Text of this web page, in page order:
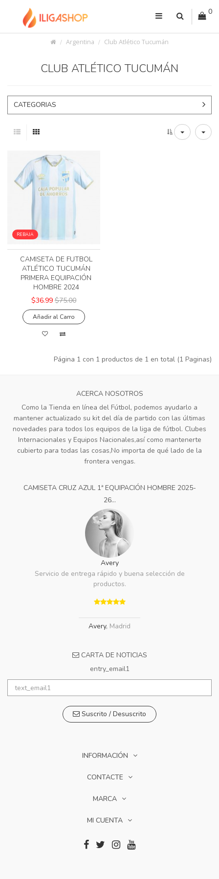
0
Argentina Club Atlético Tucumán
CLUB ATLÉTICO TUCUMÁN
CATEGORIAS
REBAJA
CAMISETA DE FUTBOL
ATLÉTICO TUCUMÁN
PRIMERA EQUIPACIÓN
HOMBRE 2024
$36.99 $75.00
Añadir al Carro
Página 1 con 1 productos de 1 en total (1 Paginas)
ACERCA NOSOTROS
Como la Tienda en línea del Fútbol, podemos ayudarlo a
mantener actualizado su kit del día de partido con las últimas
novedades para todos los equipos de la liga de fútbol. Clubes
Internacionales y Equipos Nacionales,así como mantenerte
cubierto para todas las cosas,No importa de qué lado de la
frontera vengas.
CAMISETA CRUZ AZUL 1ª EQUIPACIÓN HOMBRE 2025-
26...
Avery
Servicio de entrega rápido y buena selección de
productos.
Avery, Madrid
CARTA DE NOTICIAS
entry_email1
Suscrito / Desuscrito
INFORMACIÓN
CONTACTE
MARCA
MI CUENTA